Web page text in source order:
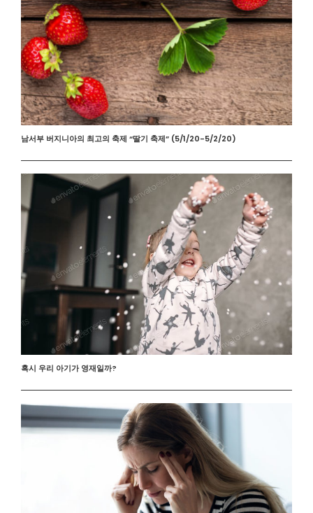
남서부 버지니아의 최고의 축제 “딸기 축제” (5/1/20-5/2/20)
혹시 우리 아기가 영재일까?